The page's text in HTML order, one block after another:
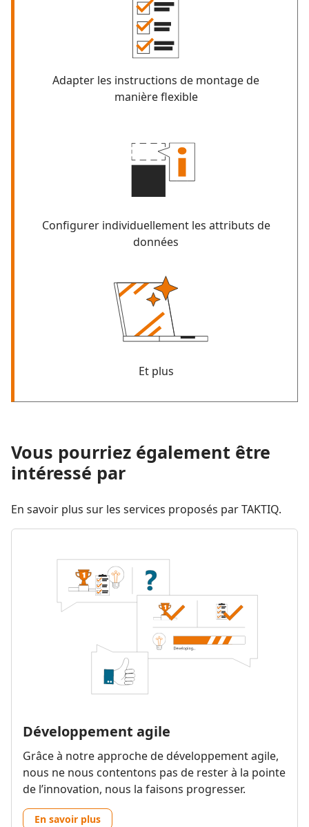
Adapter les instructions de montage de
manière flexible
Configurer individuellement les attributs de
données
Et plus
Vous pourriez également être
intéressé par
En savoir plus sur les services proposés par TAKTIQ.
Développement agile
Grâce à notre approche de développement agile,
nous ne nous contentons pas de rester à la pointe
de l’innovation, nous la faisons progresser.
En savoir plus